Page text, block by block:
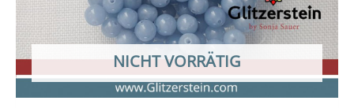
NICHT VORRÄTIG